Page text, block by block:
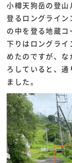
小樽天狗岳の登山
登るロングライ
の中を登る地蔵コ
下りはロングラ
めたのですが、
ろしていると、
ました。